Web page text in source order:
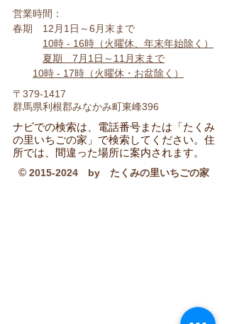
営業時間：
春期 12月1日～6月末まで
10時 - 16時（火曜休、年末年始除く ）
夏期 7月1日～11月末まで
10時 - 17時 （火曜休・お盆除く）
〒379-1417
群馬県利根郡みなかみ町東峰396
​ナビでの検索は、電話番号または「たくみ
の里いちごの家」で検索してください。住
所では、間違った場所に案内されます。
© 2015-2024 by たくみの里いちごの家